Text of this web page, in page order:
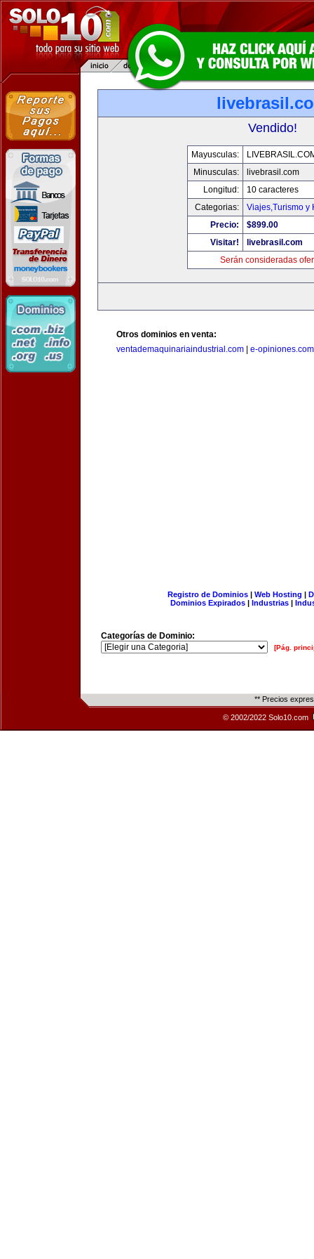
Vendido!
Mayusculas:
Minusculas:
livebrasil.com
Longitud:
10 caracteres
Categorias:
Viajes,Turismo y
Precio:
$899.00
Visitar!
livebrasil.com
Serán consideradas
Otros dominios en venta:
ventademaquinariaindustrial.com
e-opiniones.com
Registro de Dominios| Web Hosting |
Dominios Expirados | Industrias |
Categorías de Dominio:
[Pág.
** Precios
© 2002/2022 Solo10.com